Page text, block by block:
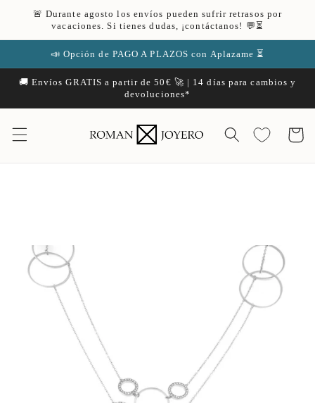
directamente
al contenido
🚨 Durante agosto los envíos pueden sufrir retrasos por
vacaciones. Si tienes dudas, ¡contáctanos! 💬⏳
📣 Opción de PAGO A PLAZOS con Aplazame ⏳
🚚 Envíos GRATIS a partir de 50€ 🚀 | 14 días para cambios y
devoluciones*
Carrito